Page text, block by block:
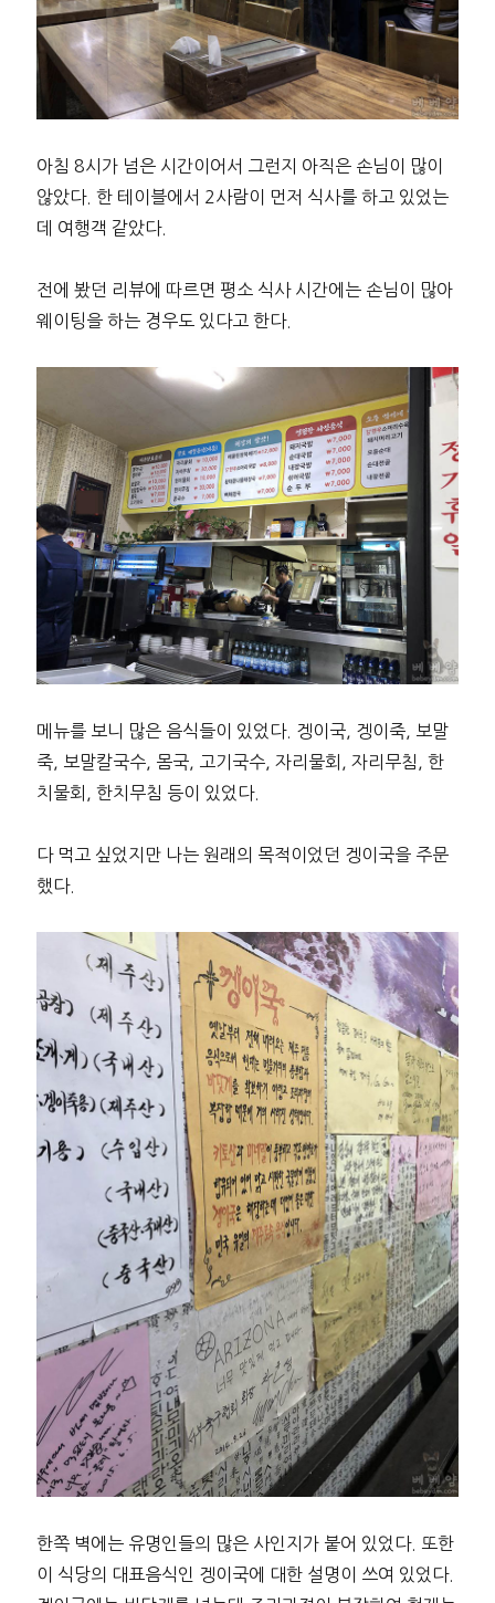
아침 8시가 넘은 시간이어서 그런지 아직은 손님이 많이
않았다. 한 테이블에서 2사람이 먼저 식사를 하고 있었는
데 여행객 같았다.
전에 봤던 리뷰에 따르면 평소 식사 시간에는 손님이 많아
웨이팅을 하는 경우도 있다고 한다.
메뉴를 보니 많은 음식들이 있었다. 겡이국, 겡이죽, 보말
죽, 보말칼국수, 몸국, 고기국수, 자리물회, 자리무침, 한
치물회, 한치무침 등이 있었다.
다 먹고 싶었지만 나는 원래의 목적이었던 겡이국을 주문
했다.
한쪽 벽에는 유명인들의 많은 사인지가 붙어 있었다. 또한
이 식당의 대표음식인 겡이국에 대한 설명이 쓰여 있었다.